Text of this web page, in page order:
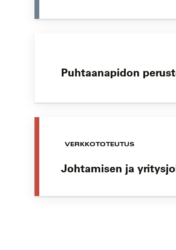
Puhtaanapidon
VERKKOTOTEUTUS
Johtamisen ja